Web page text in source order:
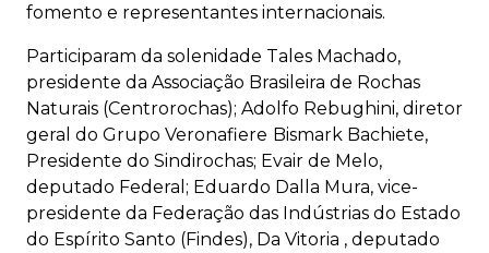
fomento e representantes internacionais.
Participaram da solenidade Tales Machado,
presidente da Associação Brasileira de Rochas
Naturais (Centrorochas); Adolfo Rebughini, diretor
geral do Grupo Veronafiere Bismark Bachiete,
Presidente do Sindirochas; Evair de Melo,
deputado Federal; Eduardo Dalla Mura, vice-
presidente da Federação das Indústrias do Estado
do Espírito Santo (Findes), Da Vitoria , deputado